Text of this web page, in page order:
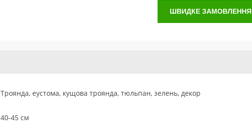
ШВИДКЕ ЗАМОВЛЕННЯ
Троянда, еустома, кущова троянда, тюльпан, зелень, декор
40-45 см